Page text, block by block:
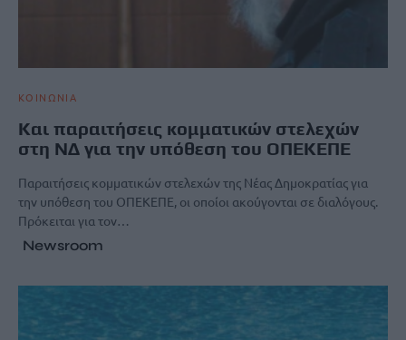
ΚΟΙΝΩΝΙΑ
Και παραιτήσεις κομματικών στελεχών
στη ΝΔ για την υπόθεση του ΟΠΕΚΕΠΕ
Παραιτήσεις κομματικών στελεχών της Νέας Δημοκρατίας για
την υπόθεση του ΟΠΕΚΕΠΕ, οι οποίοι ακούγονται σε διαλόγους.
Πρόκειται για τον…
Newsroom